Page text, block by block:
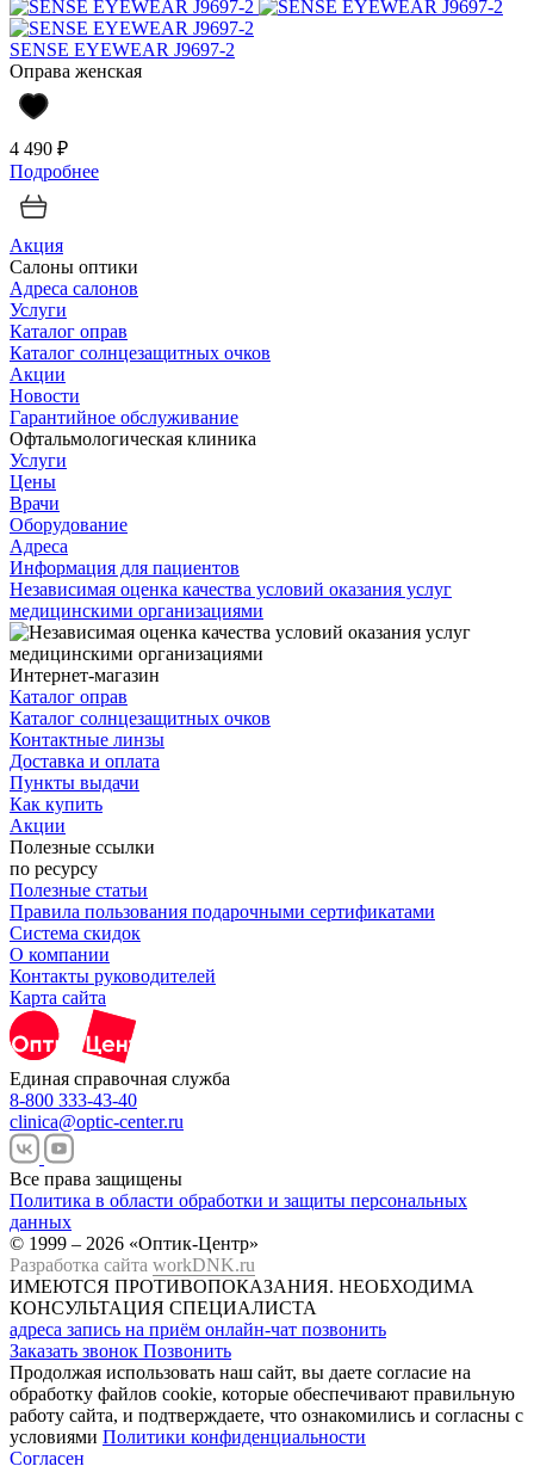
SENSE EYEWEAR J9697-2
Оправа женская
4 490 ₽
Подробнее
Акция
Салоны оптики
Адреса салонов
Услуги
Каталог оправ
Каталог солнцезащитных очков
Акции
Новости
Гарантийное обслуживание
Офтальмологическая клиника
Услуги
Цены
Врачи
Оборудование
Адреса
Информация для пациентов
Независимая оценка качества условий оказания услуг
медицинскими организациями
Интернет-магазин
Каталог оправ
Каталог солнцезащитных очков
Контактные линзы
Доставка и оплата
Пункты выдачи
Как купить
Акции
Полезные ссылки
по ресурсу
Полезные статьи
Правила пользования подарочными сертификатами
Система скидок
О компании
Контакты руководителей
Карта сайта
Единая справочная служба
8-800 333-43-40
clinica@optic-center.ru
Все права защищены
Политика в области обработки и защиты персональных
данных
© 1999 – 2026 «Оптик-Центр»
Разработка сайта workDNK.ru
ИМЕЮТСЯ ПРОТИВОПОКАЗАНИЯ. НЕОБХОДИМА
КОНСУЛЬТАЦИЯ СПЕЦИАЛИСТА
адреса запись на приём онлайн-чат позвонить
Заказать звонок Позвонить
Продолжая использовать наш сайт, вы даете согласие на
обработку файлов cookie, которые обеспечивают правильную
работу сайта, и подтверждаете, что ознакомились и согласны с
условиями Политики конфиденциальности
Согласен